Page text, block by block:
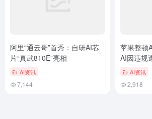
阿里“通云哥”首秀：自研AI芯
片“真武810E”亮相
AI资讯
7,144
苹果整顿
AI因违规
AI资讯
2,918